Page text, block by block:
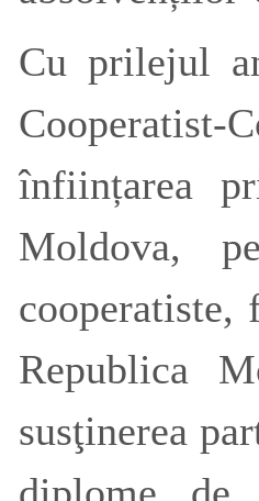
Cu prilejul
înființarea
Moldova,
cooperatiste,
Republica
susţinerea